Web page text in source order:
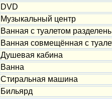
DVD
Музыкальный центр
Ванная с туалетом
Ванная совмещённая с
Душевая кабина
Ванна
Стиральная машина
Бильярд